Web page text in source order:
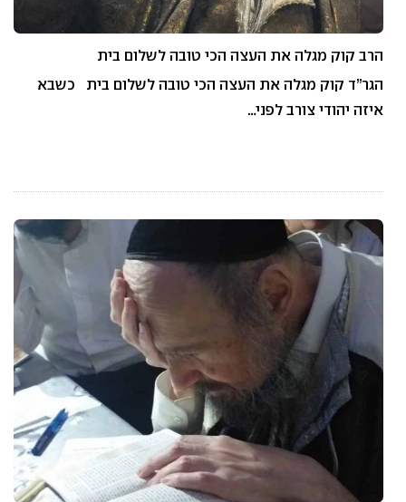
הרב קוק מגלה את העצה הכי טובה לשלום בית
הגר”ד קוק מגלה את העצה הכי טובה לשלום בית כשבא
איזה יהודי צורב לפני…